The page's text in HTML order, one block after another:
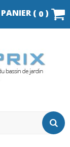
PANIER ( 0 )